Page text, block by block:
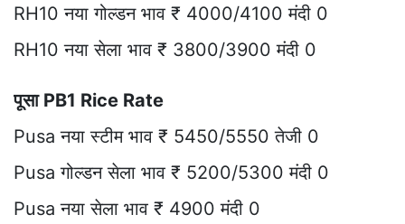
RH10 नया गोल्डन भाव ₹ 4000/4100 मंदी 0
RH10 नया सेला भाव ₹ 3800/3900 मंदी 0
पूसा PB1 Rice Rate
Pusa नया स्टीम भाव ₹ 5450/5550 तेजी 0
Pusa गोल्डन सेला भाव ₹ 5200/5300 मंदी 0
Pusa नया सेला भाव ₹ 4900 मंदी 0